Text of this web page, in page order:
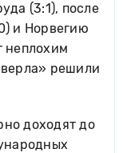
(3:1), после
и Норвегию
неплохим
решили
доходят до